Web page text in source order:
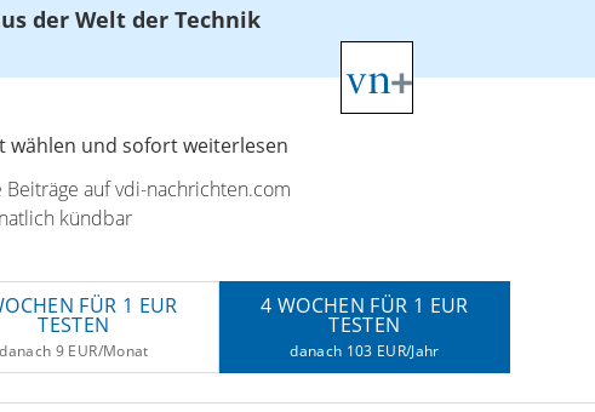
der Welt der Technik
wählen und sofort weiterlesen
Beiträge auf vdi-nachrichten.com
kündbar
FÜR 1 EUR
TESTEN
danach 9 EUR/Monat
4 WOCHEN FÜR 1 EUR
TESTEN
danach 103 EUR/Jahr